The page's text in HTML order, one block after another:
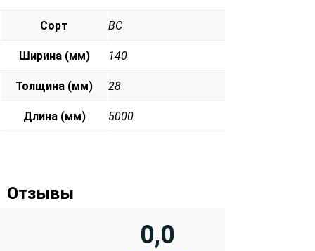
Сорт ВС
Ширина (мм) 140
Толщина (мм) 28
Длина (мм) 5000
Отзывы
0,0